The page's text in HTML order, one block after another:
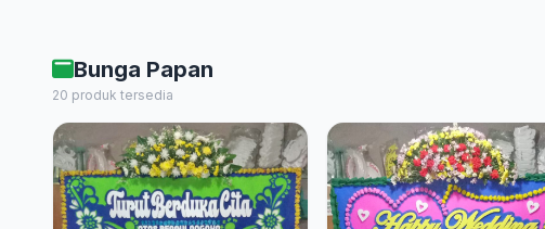
Bunga Papan
20 produk tersedia